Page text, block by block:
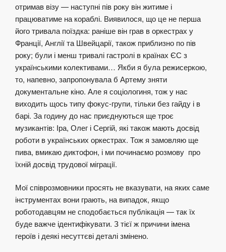
отримав візу — наступні пів року він житиме і
працюватиме на кораблі. Виявилося, що це не перша
його тривала поїздка: раніше він грав в оркестрах у
Франції, Англії та Швейцарії, також приблизно по пів
року; були і менш тривалі гастролі в країнах ЄС з
українськими колективами… Якби я була режисеркою,
то, напевно, запропонувала б Артему зняти
документальне кіно. Але я соціологиня, тож у нас
виходить щось типу фокус-групи, тільки без гайду і в
барі. За годину до нас приєднуються ще троє
музикантів: Іра, Олег і Сергій, які також мають досвід
роботи в українських оркестрах. Тож я замовляю ще
пива, вмикаю диктофон, і ми починаємо розмову про
їхній досвід трудової міграції.
Мої співрозмовники просять не вказувати, на яких саме
інструментах вони грають, на випадок, якщо
роботодавцям не сподобається публікація — так їх
буде важче ідентифікувати. З тієї ж причини імена
героїв і деякі несуттєві деталі змінено.